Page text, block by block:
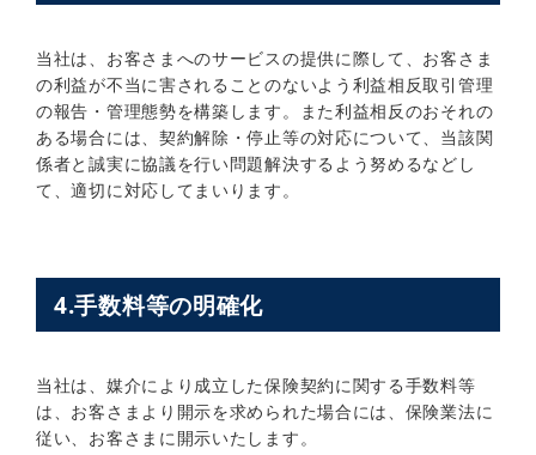
当社は、お客さまへのサービスの提供に際して、お客さま
の利益が不当に害されることのないよう利益相反取引管理
の報告・管理態勢を構築します。また利益相反のおそれの
ある場合には、契約解除・停止等の対応について、当該関
係者と誠実に協議を行い問題解決するよう努めるなどし
て、適切に対応してまいります。
4.手数料等の明確化
当社は、媒介により成立した保険契約に関する手数料等
は、お客さまより開示を求められた場合には、保険業法に
従い、お客さまに開示いたします。